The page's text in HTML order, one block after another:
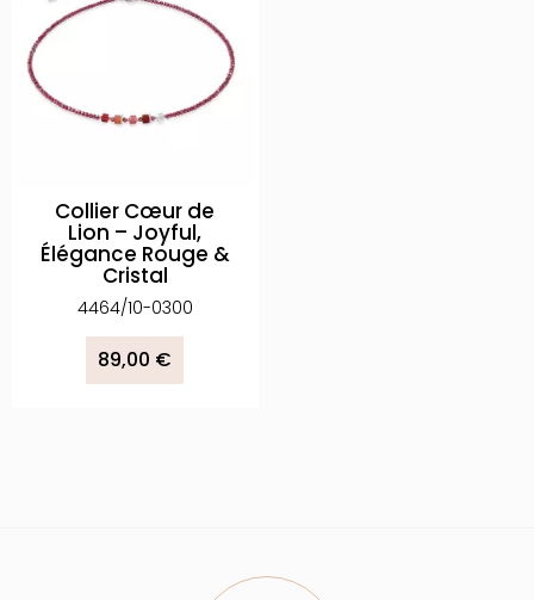
Collier Cœur de
Lion – Joyful,
Élégance Rouge &
Cristal
4464/10-0300
89,00 €